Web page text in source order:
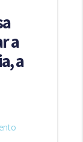
a
a